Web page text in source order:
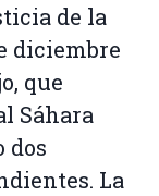
de la
diciembre
que
Sáhara
dos
La